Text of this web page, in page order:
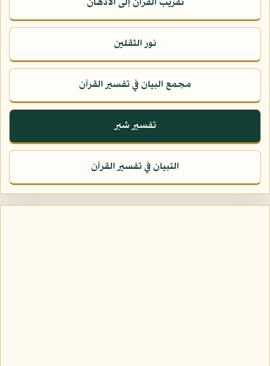
تقريب القرآن إلى الأذهان
نور الثقلين
مجمع البيان في تفسير القرآن
تفسير شبر
التبيان في تفسير القرآن